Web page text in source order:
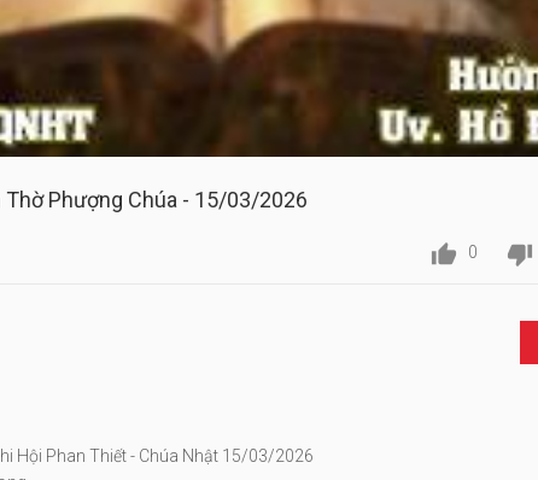
Thờ Phượng Chúa - 15/03/2026
 0 
Hội Phan Thiết - Chúa Nhật 15/03/2026